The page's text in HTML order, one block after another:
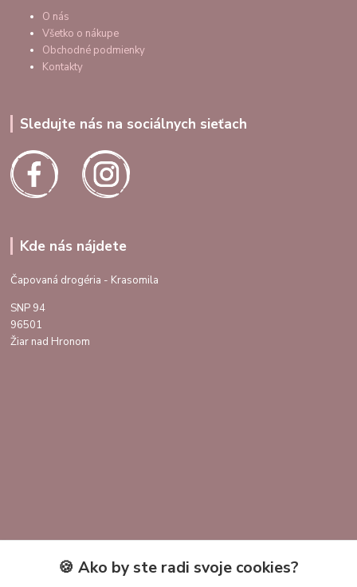
O nás
Všetko o nákupe
Obchodné podmienky
Kontakty
Sledujte nás na sociálnych sieťach
Kde nás nájdete
Čapovaná drogéria - Krasomila
SNP 94
96501
Žiar nad Hronom
🍪 Ako by ste radi svoje cookies?